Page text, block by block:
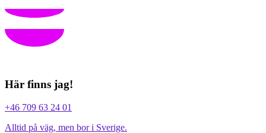
Här finns jag!
+46 709 63 24 01
Alltid på väg, men bor i Sverige.